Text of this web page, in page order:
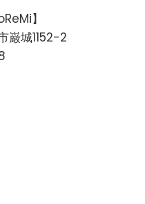
】
城1152-2